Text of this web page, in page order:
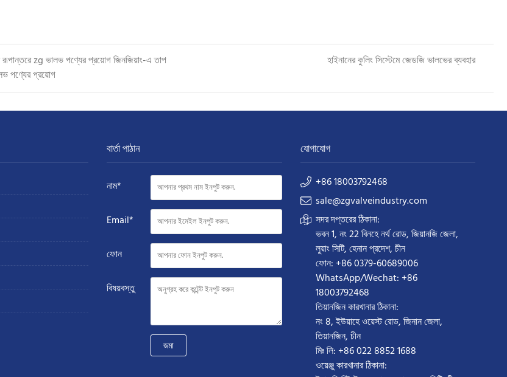
রূপান্তরে zg ভালভ পণ্যের প্রয়োগজিনজিয়াং-এ তাপ
পণ্যের প্রয়োগ
হাইনানের কুলিং সিস্টেমে জেডজি ভালভের ব্যবহার
বার্তা পাঠান
নাম*
Email*
ফোন
বিষয়বস্তু
জমা
যোগাযোগ
+86 18003792468
sale@zgvalveindustry.com
সদর দপ্তরের ঠিকানা:
ভবন 1, নং 22 বিনহে নর্থ রোড, জিয়ানজি জেলা,
লুয়াং সিটি, হেনান প্রদেশ, চীন
ফোন: +86 0379-60689006
WhatsApp/Wechat: +86
18003792468
তিয়ানজিন কারখানার ঠিকানা:
নং 8, ইউয়াহে ওয়েস্ট রোড, জিনান জেলা,
তিয়ানজিন, চীন
মিঃ লি: +86 022 8852 1688
ওয়েঞ্জু কারখানার ঠিকানা: